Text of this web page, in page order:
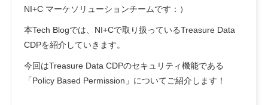
NI+C マーケソリューションチームです：）
本Tech Blogでは、NI+Cで取り扱っているTreasure Data
CDPを紹介していきます。
今回はTreasure Data CDPのセキュリティ機能である
「Policy Based Permission 」 についてご紹介します！